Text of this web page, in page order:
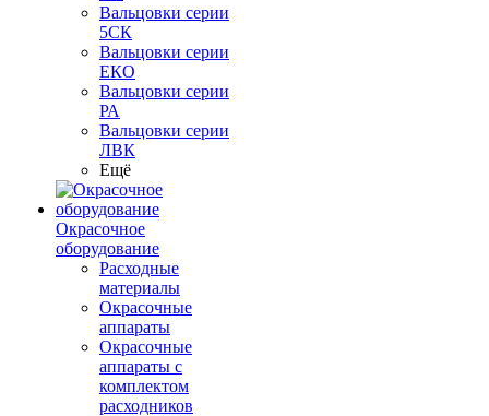
Вальцовки серии
5СК
Вальцовки серии
ЕКО
Вальцовки серии
РА
Вальцовки серии
ЛВК
Ещё
Окрасочное
оборудование
Расходные
материалы
Окрасочные
аппараты
Окрасочные
аппараты с
комплектом
расходников